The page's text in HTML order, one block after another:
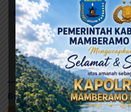
# 6 Distrik Rampungkan Pleno
# KPU Kabupaten Jayapura
Baca Juga